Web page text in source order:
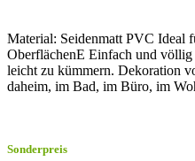
Material: Seidenmatt PVC Ideal
OberflächenE Einfach und
leicht zu kümmern. Dekoration
daheim, im Bad, im Büro, im
Sonderpreis